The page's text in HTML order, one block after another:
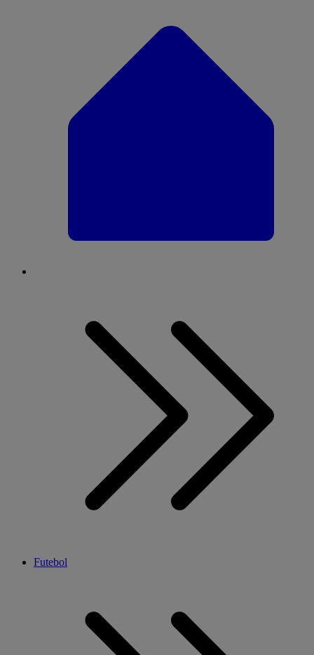
Futebol